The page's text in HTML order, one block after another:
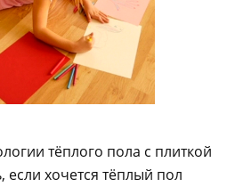
тёплого пола с плиткой
если хочется тёплый пол